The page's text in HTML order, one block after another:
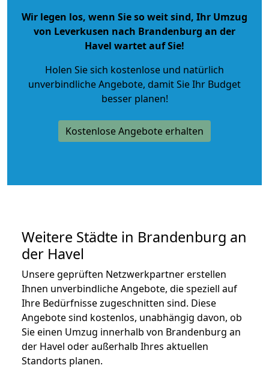
Wir legen los, wenn Sie so weit sind, Ihr Umzug
von Leverkusen nach Brandenburg an der
Havel wartet auf Sie!
Holen Sie sich kostenlose und natürlich
unverbindliche Angebote, damit Sie Ihr Budget
besser planen!
Kostenlose Angebote erhalten
Weitere Städte in Brandenburg an
der Havel
Unsere geprüften Netzwerkpartner erstellen
Ihnen unverbindliche Angebote, die speziell auf
Ihre Bedürfnisse zugeschnitten sind. Diese
Angebote sind kostenlos, unabhängig davon, ob
Sie einen Umzug innerhalb von Brandenburg an
der Havel oder außerhalb Ihres aktuellen
Standorts planen.